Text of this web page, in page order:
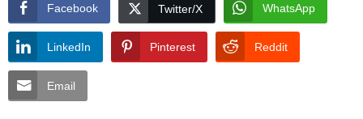
Facebook Twitter/X WhatsApp
LinkedIn Pinterest Reddit
Email